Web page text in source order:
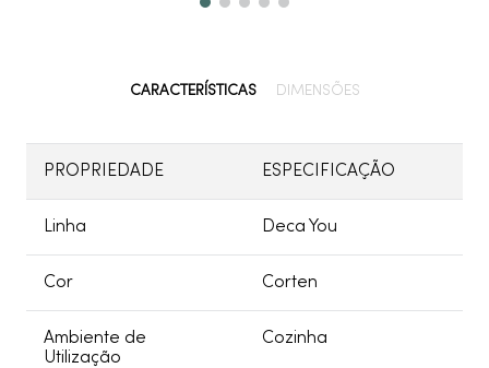
CARACTERÍSTICAS DIMENSÕES
PROPRIEDADE ESPECIFICAÇÃO
Linha Deca You
Cor Corten
Ambiente de
Utilização
Cozinha